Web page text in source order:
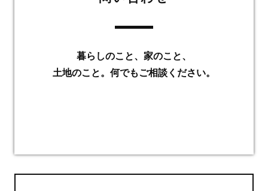
暮らしのこと、家のこと、
土地のこと。何でもご相談ください。